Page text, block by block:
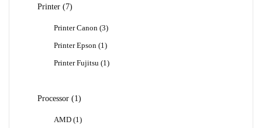
Printer
77
Printer Canon 33
Printer Epson
1 1
Printer Fujitsu
1 1
Processor 11
AMD 1 1